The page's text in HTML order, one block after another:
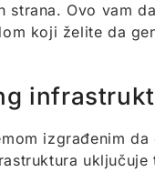
Ovo vam
koji želite da
izgrađenim da
uključuje